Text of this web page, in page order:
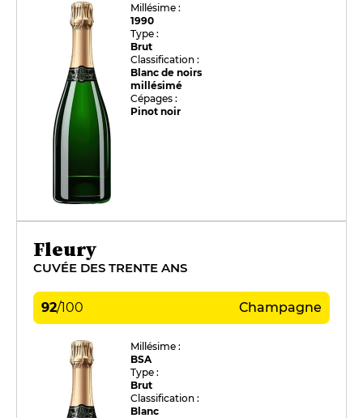
Millésime :
1990
Type :
Brut
Classification :
Blanc de noirs
millésimé
Cépages :
Pinot noir
Fleury
CUVÉE DES TRENTE ANS
92/100 Champagne
Millésime :
BSA
Type :
Brut
Classification :
Blanc